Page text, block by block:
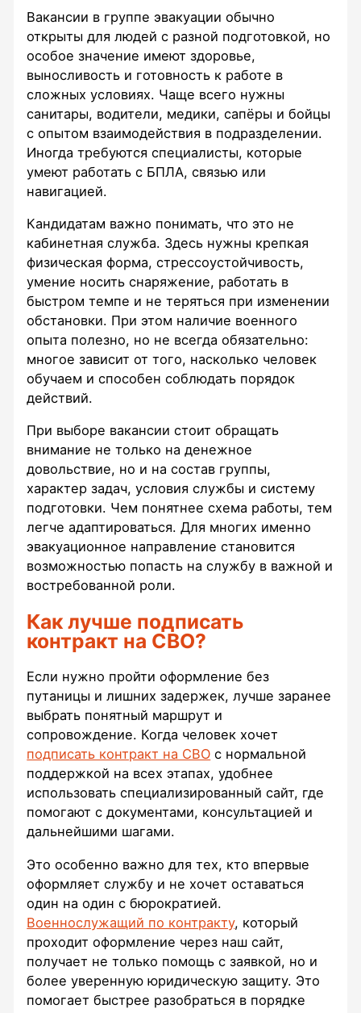
Вакансии в группе эвакуации обычно
открыты для людей с разной подготовкой, но
особое значение имеют здоровье,
выносливость и готовность к работе в
сложных условиях. Чаще всего нужны
санитары, водители, медики, сапёры и бойцы
с опытом взаимодействия в подразделении.
Иногда требуются специалисты, которые
умеют работать с БПЛА, связью или
навигацией.
Кандидатам важно понимать, что это не
кабинетная служба. Здесь нужны крепкая
физическая форма, стрессоустойчивость,
умение носить снаряжение, работать в
быстром темпе и не теряться при изменении
обстановки. При этом наличие военного
опыта полезно, но не всегда обязательно:
многое зависит от того, насколько человек
обучаем и способен соблюдать порядок
действий.
При выборе вакансии стоит обращать
внимание не только на денежное
довольствие, но и на состав группы,
характер задач, условия службы и систему
подготовки. Чем понятнее схема работы, тем
легче адаптироваться. Для многих именно
эвакуационное направление становится
возможностью попасть на службу в важной и
востребованной роли.
Как лучше подписать
контракт на СВО?
Если нужно пройти оформление без
путаницы и лишних задержек, лучше заранее
выбрать понятный маршрут и
сопровождение. Когда человек хочет
подписать контракт на СВО с нормальной
поддержкой на всех этапах, удобнее
использовать специализированный сайт, где
помогают с документами, консультацией и
дальнейшими шагами.
Это особенно важно для тех, кто впервые
оформляет службу и не хочет оставаться
один на один с бюрократией.
Военнослужащий по контракту, который
проходит оформление через наш сайт,
получает не только помощь с заявкой, но и
более уверенную юридическую защиту. Это
помогает быстрее разобраться в порядке